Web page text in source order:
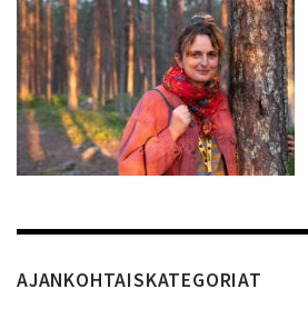
AJANKOHTAISKATEGORIAT